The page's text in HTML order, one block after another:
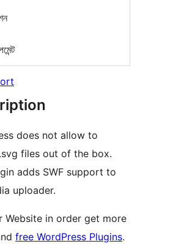
does not allow to
files out of the box.
adds SWF support to
uploader.
Website in order get more
free WordPress Plugins.